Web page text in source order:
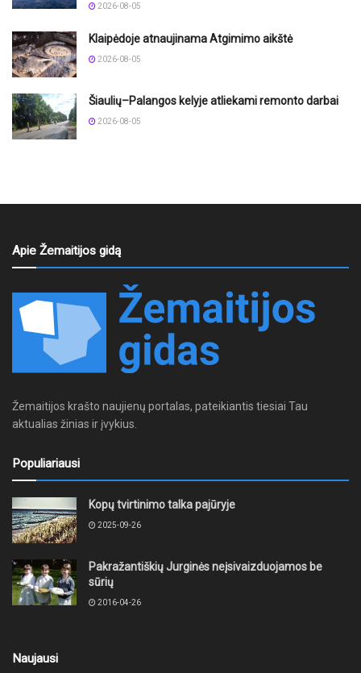
2026-08-05
Klaipėdoje atnaujinama Atgimimo aikštė
2026-08-05
Šiaulių–Palangos kelyje atliekami remonto darbai
2026-08-05
Apie Žemaitijos gidą
Žemaitijos krašto naujienų portalas, pateikiantis tiesiai Tau
aktualias žinias ir įvykius.
Populiariausi
Kopų tvirtinimo talka pajūryje
2025-09-26
Pakražantiškių Jurginės neįsivaizduojamos be
sūrių
2016-04-26
Naujausi